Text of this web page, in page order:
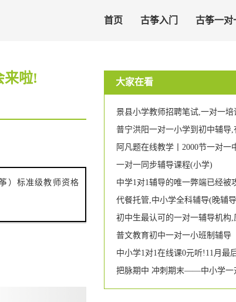
首页 古筝入门 古筝一对
来啦!
）标准级教师资格
大家在看
景县小学教师招聘笔试,一对一培
普宁洪阳一对一小学到初中辅导,
一对一同步辅导课程(小学)
中学1对1辅导的唯一弊端已经被
普文教育初中一对一小班制辅导
中小学1对1在线课0元听!11月最
把脉期中 冲刺期末——中小学一